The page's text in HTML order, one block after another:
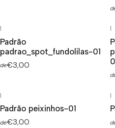
|
Padrão
padrao_spot_fundolilas-01
de€3,00
|
|
Padrão peixinhos-01
de€3,00
|